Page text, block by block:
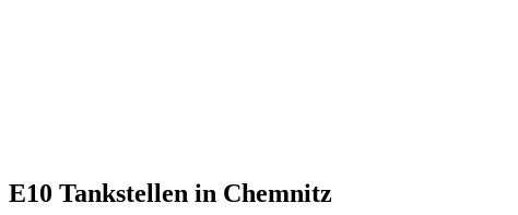
E10 Tankstellen in Chemnitz